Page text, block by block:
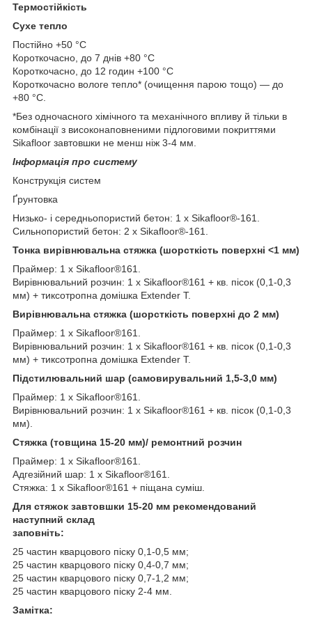
Термостійкість
Сухе тепло
Постійно +50 °C
Короткочасно, до 7 днів +80 °C
Короткочасно, до 12 годин +100 °C
Короткочасно вологе тепло* (очищення парою тощо) — до
+80 °C.
*Без одночасного хімічного та механічного впливу й тільки в
комбінації з високонаповненими підлоговими покриттями
Sikafloor завтовшки не менш ніж 3-4 мм.
Інформація про систему
Конструкція систем
Ґрунтовка
Низько- і середньопористий бетон: 1 x Sikafloor®-161.
Сильнопористий бетон: 2 x Sikafloor®-161.
Тонка вирівнювальна стяжка (шорсткість поверхні <1 мм)
Праймер: 1 x Sikafloor®161.
Вирівнювальний розчин: 1 x Sikafloor®161 + кв. пісок (0,1-0,3
мм) + тиксотропна домішка Extender T.
Вирівнювальна стяжка (шорсткість поверхні до 2 мм)
Праймер: 1 x Sikafloor®161.
Вирівнювальний розчин: 1 x Sikafloor®161 + кв. пісок (0,1-0,3
мм) + тиксотропна домішка Extender T.
Підстилювальний шар (самовирувальний 1,5-3,0 мм)
Праймер: 1 x Sikafloor®161.
Вирівнювальний розчин: 1 x Sikafloor®161 + кв. пісок (0,1-0,3
мм).
Стяжка (товщина 15-20 мм)/ ремонтний розчин
Праймер: 1 x Sikafloor®161.
Адгезійний шар: 1 x Sikafloor®161.
Стяжка: 1 x Sikafloor®161 + піщана суміш.
Для стяжок завтовшки 15-20 мм рекомендований
наступний склад
заповніть:
25 частин кварцового піску 0,1-0,5 мм;
25 частин кварцового піску 0,4-0,7 мм;
25 частин кварцового піску 0,7-1,2 мм;
25 частин кварцового піску 2-4 мм.
Замітка: